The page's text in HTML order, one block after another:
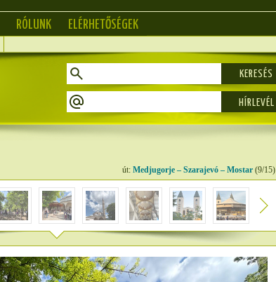
RÓLUNK ELÉRHETŐSÉGEK
KERESÉS
út: Medjugorje – Szarajevó – Mostar (9/15)